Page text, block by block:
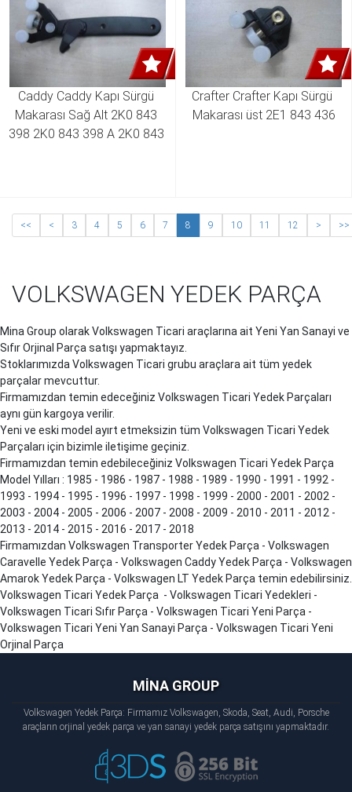
Caddy Caddy Kapı Sürgü
Makarası Sağ Alt 2K0 843
398 2K0 843 398 A 2K0 843
Crafter Crafter Kapı Sürgü
Makarası üst 2E1 843 436
<< < 3 4 5 6 7 8 9 10 11 12 > >>
VOLKSWAGEN YEDEK PARÇA
Mina Group olarak Volkswagen Ticari araçlarına ait Yeni Yan Sanayi ve
Sıfır Orjinal Parça satışı yapmaktayız.
Stoklarımızda Volkswagen Ticari grubu araçlara ait tüm yedek
parçalar mevcuttur.
Firmamızdan temin edeceğiniz Volkswagen Ticari Yedek Parçaları
aynı gün kargoya verilir.
Yeni ve eski model ayırt etmeksizin tüm Volkswagen Ticari Yedek
Parçaları için bizimle iletişime geçiniz.
Firmamızdan temin edebileceğiniz Volkswagen Ticari Yedek Parça
Model Yılları : 1985 - 1986 - 1987 - 1988 - 1989 - 1990 - 1991 - 1992 -
1993 - 1994 - 1995 - 1996 - 1997 - 1998 - 1999 - 2000 - 2001 - 2002 -
2003 - 2004 - 2005 - 2006 - 2007 - 2008 - 2009 - 2010 - 2011 - 2012 -
2013 - 2014 - 2015 - 2016 - 2017 - 2018
Firmamızdan Volkswagen Transporter Yedek Parça - Volkswagen
Caravelle Yedek Parça - Volkswagen Caddy Yedek Parça - Volkswagen
Amarok Yedek Parça - Volkswagen LT Yedek Parça temin edebilirsiniz.
Volkswagen Ticari Yedek Parça - Volkswagen Ticari Yedekleri -
Volkswagen Ticari Sıfır Parça - Volkswagen Ticari Yeni Parça -
Volkswagen Ticari Yeni Yan Sanayi Parça - Volkswagen Ticari Yeni
Orjinal Parça
MİNA GROUP
Volkswagen Yedek Parça: Firmamız Volkswagen, Skoda, Seat, Audi, Porsche
araçların orjinal yedek parça ve yan sanayi yedek parça satışını yapmaktadır.